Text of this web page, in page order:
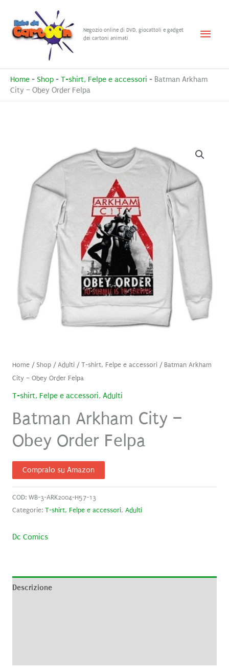
contenuto
Negozio online di DVD, giocattoli e gadget
dei cartoni animati
Menu
Home - Shop - T-shirt, Felpe e accessori - Batman Arkham
City – Obey Order Felpa
Home/ Shop/Adulti/T-shirt, Felpe e accessori/ Batman Arkham
City – Obey Order Felpa
T-shirt, Felpe e accessori, Adulti
Batman Arkham City –
Obey Order Felpa
Compralo su Amazon
COD: WB-3-ARK2004-H57-13
Categorie: T-shirt, Felpe e accessori, Adulti
Dc Comics
Descrizione